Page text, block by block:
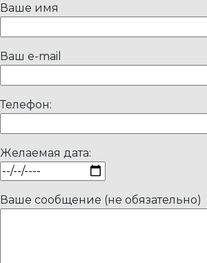
Ваше имя
Ваш e-mail
Телефон:
Желаемая дата:
Ваше сообщение (не обязательно)